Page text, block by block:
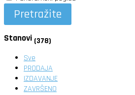
Pretražite
Stanovi (378)
Sve
PRODAJA
IZDAVANJE
ZAVRŠENO